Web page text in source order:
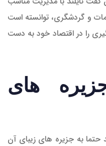
و گردشگری، توانسته است
را در اقتصاد خود به دست
های
حتما به جزیره های زیبای آن